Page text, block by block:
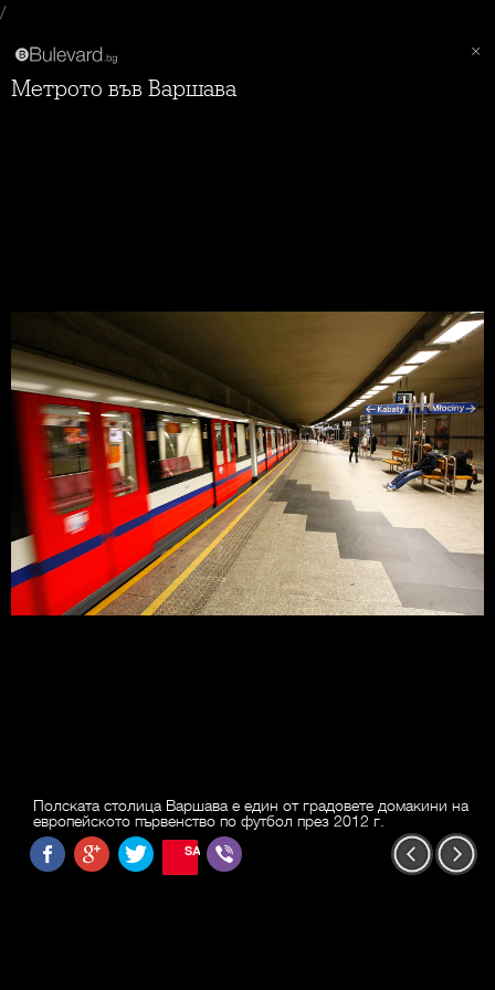
/
Метрото във Варшава
Полската столица Варшава е един от градовете домакини на
европейското първенство по футбол през 2012 г.
SAVE